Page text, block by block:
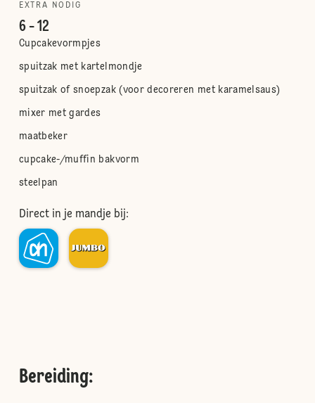
EXTRA NODIG
6 - 12
Cupcakevormpjes
spuitzak met kartelmondje
spuitzak of snoepzak (voor decoreren met karamelsaus)
mixer met gardes
maatbeker
cupcake-/muffin bakvorm
steelpan
Direct in je mandje bij:
Bereiding: